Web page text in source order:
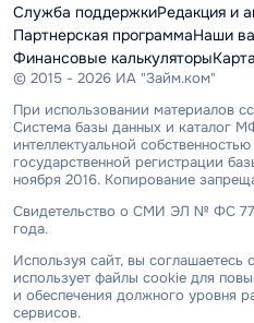
Служба поддержкиРедакция и
Партнерская программаНаши
Финансовые калькуляторы
© 2015 - 2026 ИА "Займ.ком"
При использовании материалов
Система базы данных и каталог
интеллектуальной
государственной регистрации
ноября 2016. Копирование
Свидетельство о СМИ ЭЛ № ФС 77
года.
Используя сайт, вы соглашаетесь с
использует файлы cookie для
и обеспечения должного уровня
сервисов.